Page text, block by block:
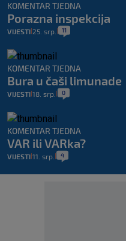
KOMENTAR TJEDNA
Porazna inspekcija
VIJESTI 25. srp. 11
KOMENTAR TJEDNA
Bura u čaši limunade
VIJESTI 18. srp. 0
KOMENTAR TJEDNA
VAR ili VARka?
VIJESTI 11. srp. 4